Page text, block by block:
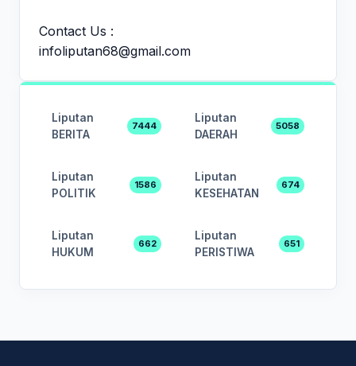
Contact Us :
infoliputan68@gmail.com
Liputan
BERITA
7444
Liputan
DAERAH
5058
Liputan
POLITIK
1586
Liputan
KESEHATAN
674
Liputan
HUKUM
662
Liputan
PERISTIWA
651